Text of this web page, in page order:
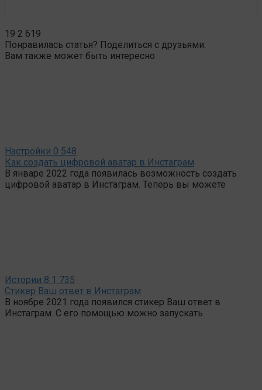
19 2 619
Понравилась статья? Поделиться с друзьями:
Вам также может быть интересно
Настройки 0 548
Как создать цифровой аватар в Инстаграм
В январе 2022 года появилась возможность создать
цифровой аватар в Инстаграм. Теперь вы можете
Истории 8 1 735
Стикер Ваш ответ в Инстаграм
В ноябре 2021 года появился стикер Ваш ответ в
Инстаграм. С его помощью можно запускать